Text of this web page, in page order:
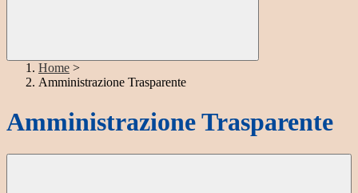
Home >
Amministrazione Trasparente
Amministrazione Trasparente